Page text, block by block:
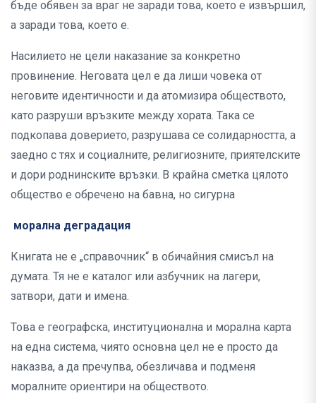
бъде обявен за враг не заради това, което е извършил,
а заради това, което е.
Насилието не цели наказание за конкретно
провинение. Неговата цел е да лиши човека от
неговите идентичности и да атомизира обществото,
като разруши връзките между хората. Така се
подкопава доверието, разрушава се солидарността, а
заедно с тях и социалните, религиозните, приятелските
и дори роднинските връзки. В крайна сметка цялото
общество е обречено на бавна, но сигурна
морална деградация
Книгата не е „справочник“ в обичайния смисъл на
думата. Тя не е каталог или азбучник на лагери,
затвори, дати и имена.
Това е географска, институционална и морална карта
на една система, чиято основна цел не е просто да
наказва, а да пречупва, обезличава и подменя
моралните ориентири на обществото.